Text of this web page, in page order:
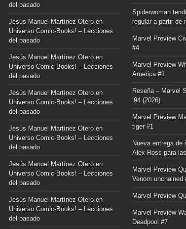
del pasado
Jesús Manuel Martínez Oteroen
Universo Comic-Books! – Lecciones
del pasado
Jesús Manuel Martínez Oteroen
Universo Comic-Books! – Lecciones
del pasado
Jesús Manuel Martínez Oteroen
Universo Comic-Books! – Lecciones
del pasado
Jesús Manuel Martínez Oteroen
Universo Comic-Books! – Lecciones
del pasado
Jesús Manuel Martínez Oteroen
Universo Comic-Books! – Lecciones
del pasado
Jesús Manuel Martínez Oteroen
Universo Comic-Books! – Lecciones
del pasado
Spiderwoman
regular a partir de
Marvel Preview
#4
Marvel Preview
America #1
Reseña – Marvel
’94 (2026)
Marvel Preview
tiger #1
Nueva entrega de
Alex Ross para
Marvel Preview
Venom unchained
Marvel Preview
Marvel Preview
Deadpool #7